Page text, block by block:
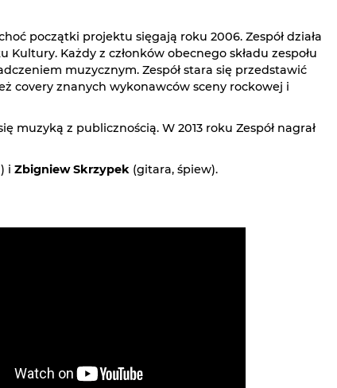
początki projektu sięgają roku 2006. Zespół działa
Każdy z członków obecnego składu zespołu
muzycznym. Zespół stara się przedstawić
covery znanych wykonawców sceny rockowej i
muzyką z publicznością. W 2013 roku Zespół nagrał
i Zbigniew Skrzypek (gitara, śpiew).